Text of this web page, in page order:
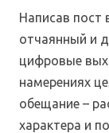
Написав пост
отчаянный и
цифровые
намерениях
обещание –
характера и